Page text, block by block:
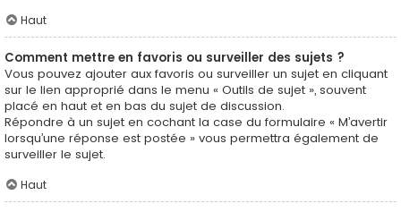
Haut
Comment mettre en favoris ou surveiller des sujets ?
Vous pouvez ajouter aux favoris ou surveiller un sujet en cliquant
sur le lien approprié dans le menu « Outils de sujet », souvent
placé en haut et en bas du sujet de discussion.
Répondre à un sujet en cochant la case du formulaire « M’avertir
lorsqu’une réponse est postée » vous permettra également de
surveiller le sujet.
Haut